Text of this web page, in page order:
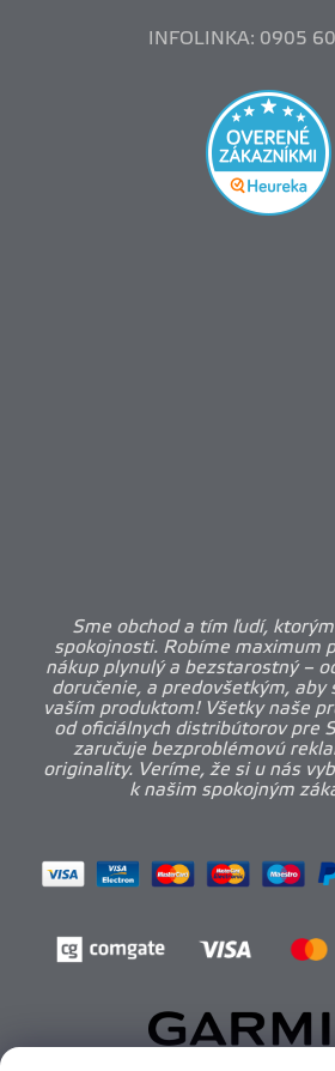
INFOLINKA: 0905
Sme obchod a tím ľudí,
spokojnosti. Robíme maximum
nákup plynulý a bezstarostný –
doručenie, a predovšetkým, aby
vaším produktom! Všetky naše
od oficiálnych distribútorov pre
zaručuje bezproblémovú
originality. Veríme, že si u nás
k našim spokojným